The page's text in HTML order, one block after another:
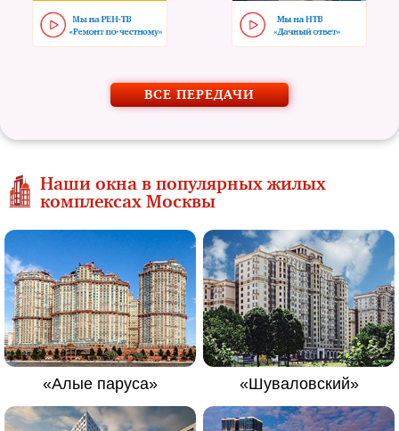
ВСЕ ПЕРЕДАЧИ
Наши окна в популярных жилых
комплексах Москвы
«Алые паруса» «Шуваловский»